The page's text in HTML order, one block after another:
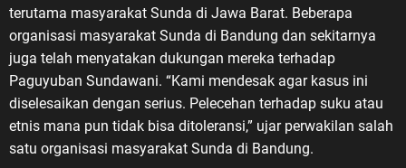
terutama masyarakat Sunda di Jawa Barat. Beberapa
organisasi masyarakat Sunda di Bandung dan sekitarnya
juga telah menyatakan dukungan mereka terhadap
Paguyuban Sundawani. “Kami mendesak agar kasus ini
diselesaikan dengan serius. Pelecehan terhadap suku atau
etnis mana pun tidak bisa ditoleransi,” ujar perwakilan salah
satu organisasi masyarakat Sunda di Bandung.